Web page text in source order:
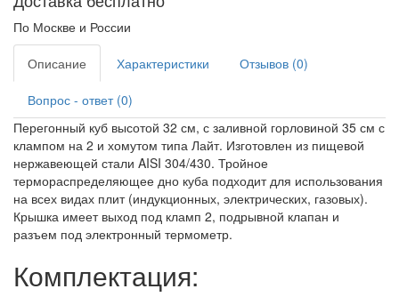
По Москве и России
Описание Характеристики Отзывов (0)
Вопрос - ответ (0)
Перегонный куб высотой 32 см, с заливной горловиной 35 см с
клампом на 2 и хомутом типа Лайт. Изготовлен из пищевой
нержавеющей стали AISI 304/430. Тройное
термораспределяющее дно куба подходит для использования
на всех видах плит (индукционных, электрических, газовых).
Крышка имеет выход под кламп 2, подрывной клапан и
разъем под электронный термометр.
Комплектация: